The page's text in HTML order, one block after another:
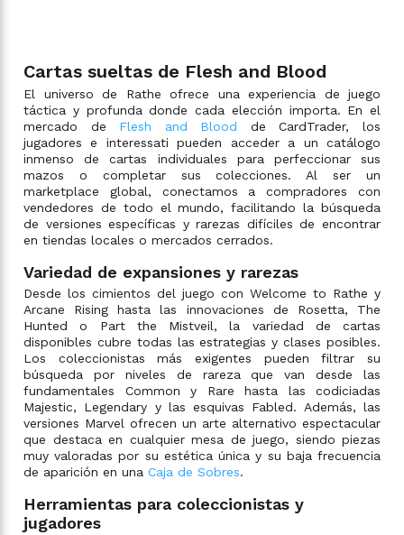
Cartas sueltas de Flesh and Blood
El universo de Rathe ofrece una experiencia de juego
táctica y profunda donde cada elección importa. En el
mercado de Flesh and Blood de CardTrader, los
jugadores e interessati pueden acceder a un catálogo
inmenso de cartas individuales para perfeccionar sus
mazos o completar sus colecciones. Al ser un
marketplace global, conectamos a compradores con
vendedores de todo el mundo, facilitando la búsqueda
de versiones específicas y rarezas difíciles de encontrar
en tiendas locales o mercados cerrados.
Variedad de expansiones y rarezas
Desde los cimientos del juego con Welcome to Rathe y
Arcane Rising hasta las innovaciones de Rosetta, The
Hunted o Part the Mistveil, la variedad de cartas
disponibles cubre todas las estrategias y clases posibles.
Los coleccionistas más exigentes pueden filtrar su
búsqueda por niveles de rareza que van desde las
fundamentales Common y Rare hasta las codiciadas
Majestic, Legendary y las esquivas Fabled. Además, las
versiones Marvel ofrecen un arte alternativo espectacular
que destaca en cualquier mesa de juego, siendo piezas
muy valoradas por su estética única y su baja frecuencia
de aparición en una Caja de Sobres.
Herramientas para coleccionistas y
jugadores